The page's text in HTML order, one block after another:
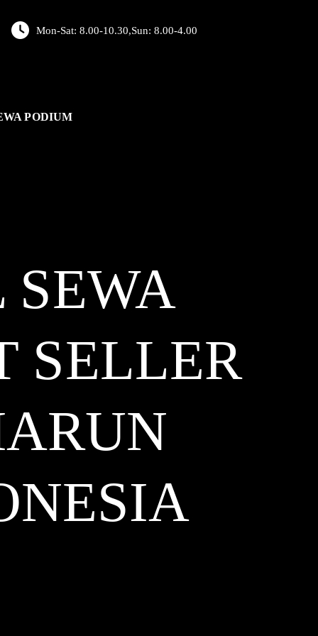
Mon-Sat: 8.00-10.30,Sun: 8.00-4.00
PODIUM
SEWA
SELLER